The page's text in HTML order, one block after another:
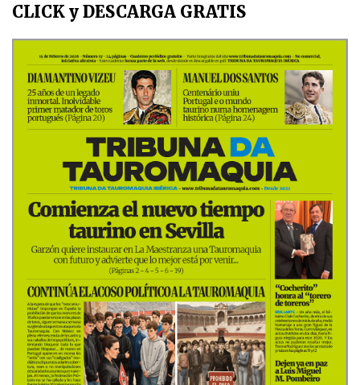
CLICK y DESCARGA GRATIS